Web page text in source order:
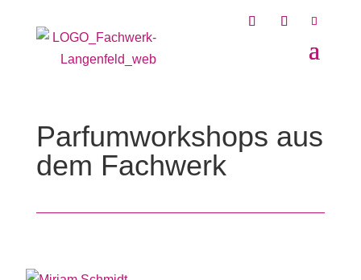
Parfumworkshops aus
dem Fachwerk